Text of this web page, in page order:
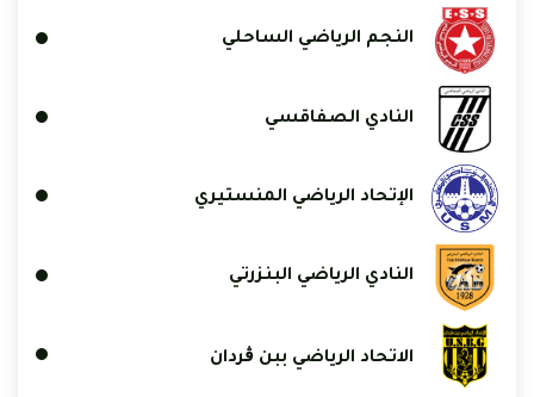
النجم الرياضي الساحلي
النادي الصفاقسي
الإتحاد الرياضي المنستيري
النادي الرياضي البنزرتي
الاتحاد الرياضي ببن ڨردان